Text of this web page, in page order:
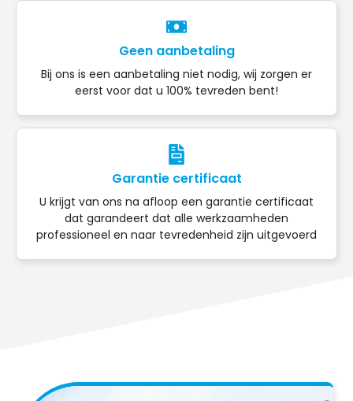
Geen aanbetaling
Bij ons is een aanbetaling niet nodig, wij zorgen er
eerst voor dat u 100% tevreden bent!
Garantie certificaat
U krijgt van ons na afloop een garantie certificaat
dat garandeert dat alle werkzaamheden
professioneel en naar tevredenheid zijn uitgevoerd